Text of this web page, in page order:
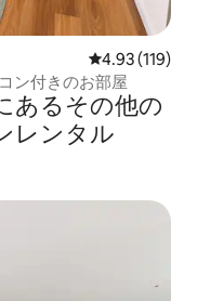
レビュー119
4.93 (119)
ン付きのお部屋
あ⁠るそ⁠の⁠他⁠の
レ⁠ン⁠タ⁠ル